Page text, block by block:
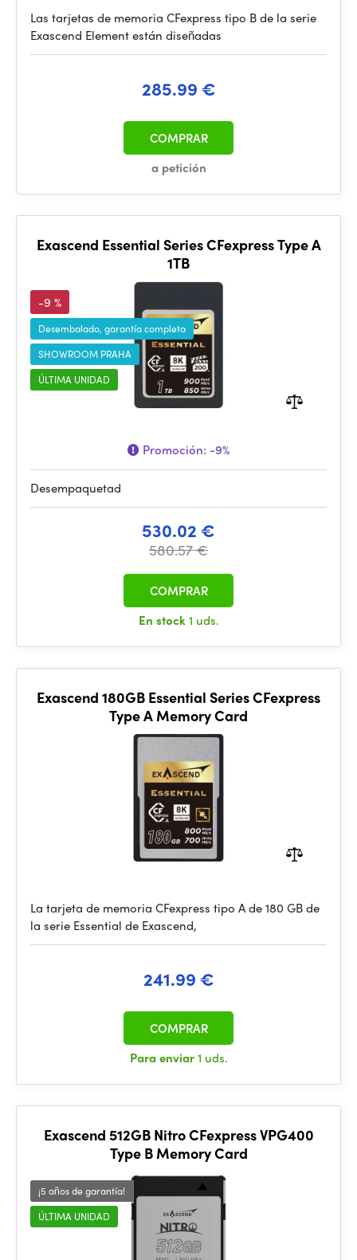
Las tarjetas de memoria CFexpress tipo B de la serie
Exascend Element están diseñadas
285.99 €
a petición
COMPRAR
Exascend Essential Series CFexpress Type A
1TB
-9 %
Desembalado, garantía completa
SHOWROOM PRAHA
ÚLTIMA UNIDAD
Promoción: -9%
Desempaquetad
530.02 €
580.57 €
En stock1 uds.
COMPRAR
Exascend 180GB Essential Series CFexpress
Type A Memory Card
La tarjeta de memoria CFexpress tipo A de 180 GB de
la serie Essential de Exascend,
241.99 €
Para enviar1 uds.
COMPRAR
Exascend 512GB Nitro CFexpress VPG400
Type B Memory Card
¡5 años de garantía!
ÚLTIMA UNIDAD